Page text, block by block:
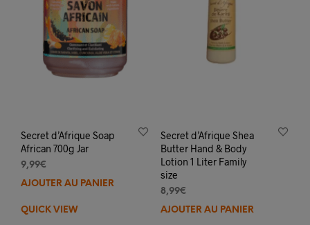
Secret d’Afrique Soap
African 700g Jar
9,99€
AJOUTER AU PANIER
QUICK VIEW
Secret d’Afrique Shea
Butter Hand & Body
Lotion 1 Liter Family
size
8,99€
AJOUTER AU PANIER